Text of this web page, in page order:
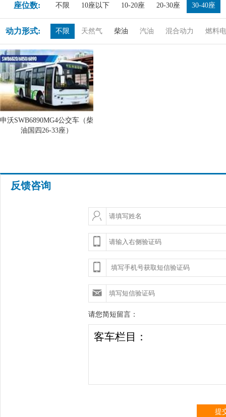
座位数: 不限 10座以下 10-20座 20-30座 30-40座
动力形式: 不限 天然气 柴油 汽油 混合动力 燃料
申沃SWB6890MG4公交车（柴
油国四26-33座）
反馈咨询
请您简短留言：
提